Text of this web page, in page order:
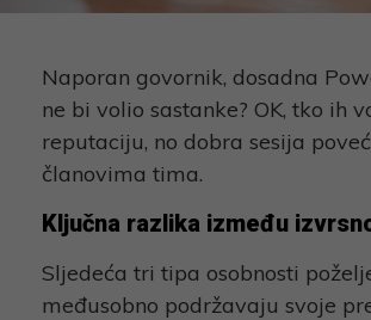
Facebook
LinkedIn
Copy
Link
Naporan govornik, dosadna
ne bi volio sastanke? OK, tko ih
reputaciju, no dobra sesija
članovima tima.
Ključna razlika između
Sljedeća tri tipa osobnosti
međusobno podržavaju svoje